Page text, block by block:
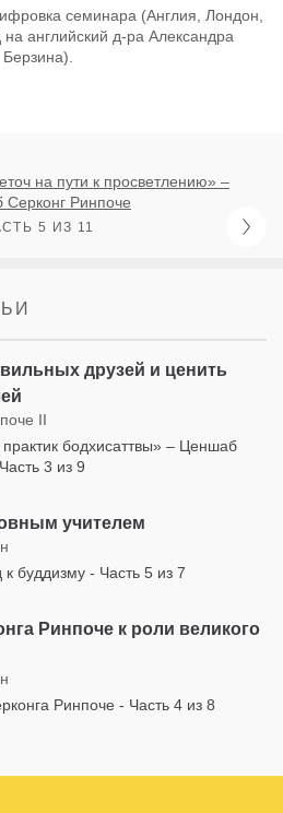
семинара (Англия, Лондон,
английский д-ра Александра
Берзина).
на пути к просветлению» –
Ринпоче
5 ИЗ 11
друзей и ценить
II
бодхисаттвы» – Ценшаб
3 из 9
учителем
буддизму - Часть 5 из 7
Ринпоче к роли великого
Ринпоче - Часть 4 из 8